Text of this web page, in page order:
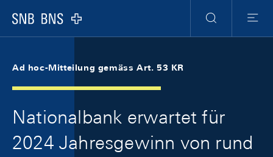
Logo
Suche
Menu
Ad hoc-Mitteilung gemäss Art. 53 KR
Nationalbank erwartet für
2024 Jahresgewinn von rund